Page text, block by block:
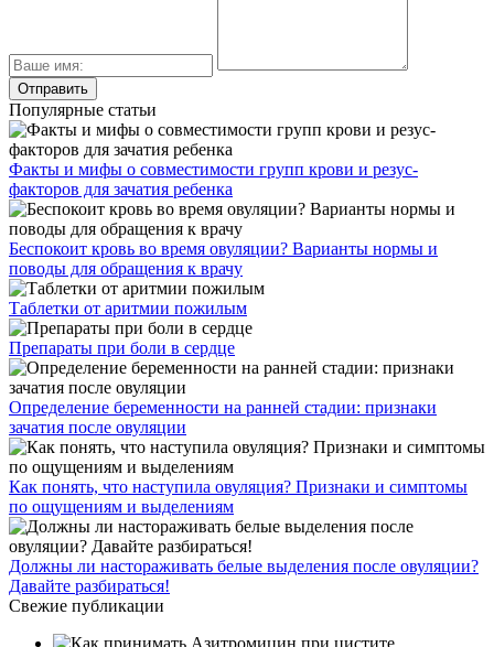
Популярные статьи
Факты и мифы о совместимости групп крови и резус-
факторов для зачатия ребенка
Беспокоит кровь во время овуляции? Варианты нормы и
поводы для обращения к врачу
Таблетки от аритмии пожилым
Препараты при боли в сердце
Определение беременности на ранней стадии: признаки
зачатия после овуляции
Как понять, что наступила овуляция? Признаки и симптомы
по ощущениям и выделениям
Должны ли настораживать белые выделения после овуляции?
Давайте разбираться!
Свежие публикации